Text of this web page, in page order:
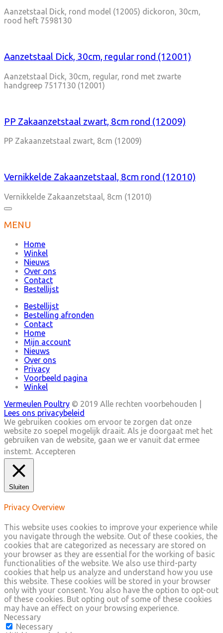
Aanzetstaal Dick, rond model (12005) dickoron, 30cm,
rood heft 7598130
Aanzetstaal Dick, 30cm, regular rond (12001)
Aanzetstaal Dick, 30cm, regular, rond met zwarte
handgreep 7517130 (12001)
PP Zakaanzetstaal zwart, 8cm rond (12009)
PP Zakaanzetstaal zwart, 8cm (12009)
Vernikkelde Zakaanzetstaal, 8cm rond (12010)
Vernikkelde Zakaanzetstaal, 8cm (12010)
MENU
Home
Winkel
Nieuws
Over ons
Contact
Bestellijst
Bestellijst
Bestelling afronden
Contact
Home
Mijn account
Nieuws
Over ons
Privacy
Voorbeeld pagina
Winkel
Vermeulen Poultry © 2019 Alle rechten voorbehouden |
Lees ons privacybeleid
We gebruiken cookies om ervoor te zorgen dat onze
website zo soepel mogelijk draait. Als je doorgaat met het
gebruiken van de website, gaan we er vanuit dat ermee
instemt. Accepteren
Sluiten
Privacy Overview
This website uses cookies to improve your experience while
you navigate through the website. Out of these cookies, the
cookies that are categorized as necessary are stored on
your browser as they are essential for the working of basic
functionalities of the website. We also use third-party
cookies that help us analyze and understand how you use
this website. These cookies will be stored in your browser
only with your consent. You also have the option to opt-out
of these cookies. But opting out of some of these cookies
may have an effect on your browsing experience.
Necessary
Necessary